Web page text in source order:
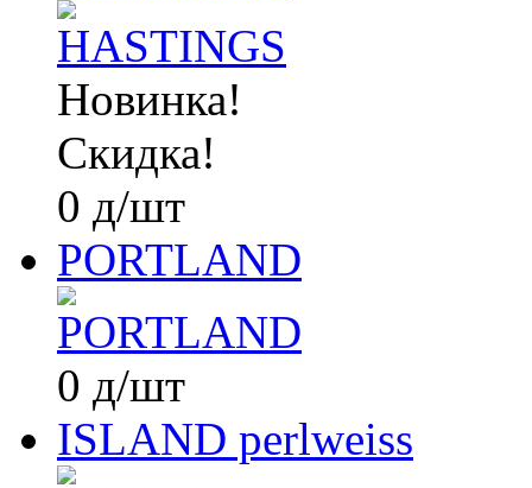
Новинка!
Скидка!
0 д/шт
PORTLAND
0 д/шт
ISLAND perlweiss